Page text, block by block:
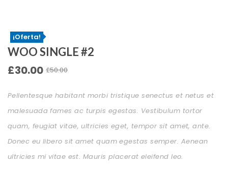
¡Oferta!
WOO SINGLE #2
£50.00
£30.00
Pellentesque habitant morbi tristique senectus et netus et
malesuada fames ac turpis egestas. Vestibulum tortor
quam, feugiat vitae, ultricies eget, tempor sit amet, ante.
Donec eu libero sit amet quam egestas semper. Aenean
ultricies mi vitae est. Mauris placerat eleifend leo.